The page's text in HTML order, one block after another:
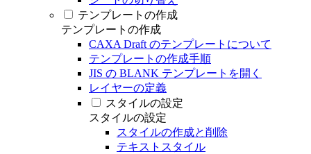
テンプレートの作成
テンプレートの作成
CAXA Draft のテンプレートについて
テンプレートの作成手順
JIS の BLANK テンプレートを開く
レイヤーの定義
スタイルの設定
スタイルの設定
スタイルの作成と削除
テキストスタイル